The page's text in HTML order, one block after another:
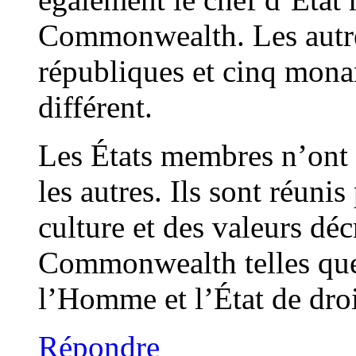
Commonwealth. Les
républiques et cinq
différent.
Les États membres
les autres. Ils sont
culture et des valeurs
Commonwealth telles
l’Homme et l’État de
Répondre